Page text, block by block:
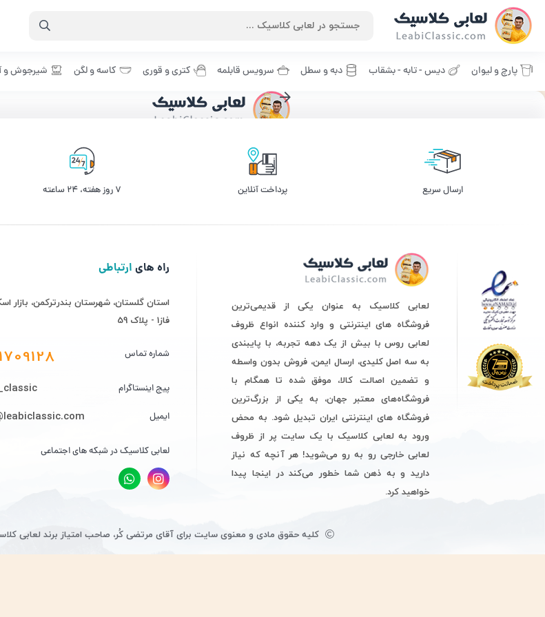
پارچ و لیوان دیس - تابه - بشقاب دبه و سطل سرویس قابلمه کتری و قوری کاسه و لگن شیرجوش و
ورو د یا ثبت نام
سلام! لطفا شماره موبایل خود را وارد کنید.
ارسال سریع پرداخت آنلاین ۷ روز ﻫﻔﺘﻪ، ۲۴ ﺳﺎﻋﺘﻪ
لعابی کلاسیک به عنوان یکی از قدیمی‌ترین
فروشگاه های اینترنتی و وارد کننده انواع ظروف
لعابی روس با بیش از یک دهه تجربه، با پایبندی
به سه اصل کلیدی، ارسال ایمن، فروش بدون واسطه
و تضمین اصالت کالا، موفق شده تا همگام با
فروشگاه‌های معتبر جهان، به یکی از بزرگ‌ترین
فروشگاه های اینترنتی ایران تبدیل شود. به محض
ورود به لعابی کلاسیک با یک سایت پر از ظروف
لعابی خارجی رو به رو می‌شوید! هر آنچه که نیاز
دارید و به ذهن شما خطور می‌کند در اینجا پیدا
خواهید کرد.
راه هایارتباطی
استان گلستان، شهرستان بندرترکمن، بازار
فاز1 - پلاک 59
شماره تماس 1709128
پیج اینستاگرام
ایمیل
لعابی کلاسیک در شبکه های اجتماعی
کلیه حقوق مادی و معنوی سایت برای آقای مرتضی کُر، صاحب امتیاز برند